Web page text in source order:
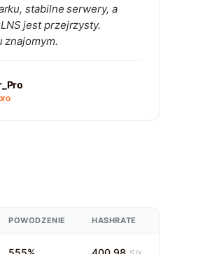
stabilne serwery, a
jest przejrzysty.
znajomym.
POWODZENIE HASHRATE